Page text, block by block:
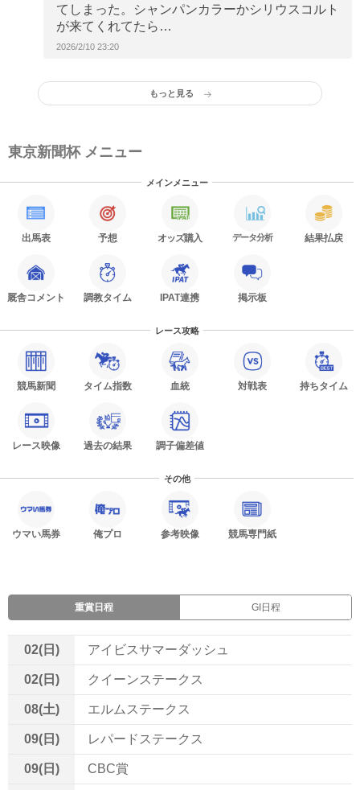
てしまった。シャンパンカラーかシリウスコルト
が来てくれてたら…
2026/2/10 23:20
もっと見る
東京新聞杯 メニュー
メインメニュー
出馬表 予想 オッズ購入 データ分析 結果払戻
厩舎コメント 調教タイム IPAT連携 掲示板
レース攻略
競馬新聞 タイム指数 血統 対戦表 持ちタイム
レース映像 過去の結果 調子偏差値
その他
ウマい馬券 俺プロ 参考映像 競馬専門紙
重賞日程 GI日程
02(日) アイビスサマーダッシュ
02(日) クイーンステークス
08(土) エルムステークス
09(日) レパードステークス
09(日) CBC賞